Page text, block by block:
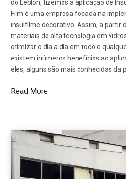
do Leblon, fizemos a aplicação de
Film é uma empresa focada na
insulfilme decorativo. Assim, a partir
materiais de alta tecnologia em
otimizar o dia a dia em todo e
existem inúmeros benefícios ao
eles, alguns são mais conhecidas da
Read More